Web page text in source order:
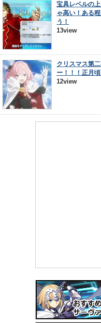
宝具レベルの
ゃ高い！ある
う！
13view
クリスマス第
ー！！！正月
12view